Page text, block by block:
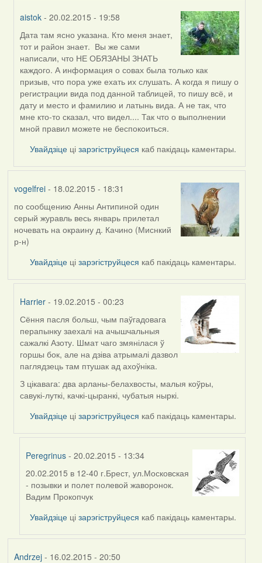
aistok - 20.02.2015 - 19:58
In
reply
to
by
vogelfrei
Дата там ясно указана. Кто меня знает,
тот и район знает. Вы же сами
написали, что НЕ ОБЯЗАНЫ ЗНАТЬ
каждого. А информация о совах была только как
призыв, что пора уже ехать их слушать. А когда я пишу о
регистрации вида под данной таблицей, то пишу всё, и
дату и место и фамилию и латынь вида. А не так, что
мне кто-то сказал, что видел.... Так что о выполнении
мной правил можете не беспокоиться.
Увайдзіце цізарэгіструйцеся каб пакідаць каментары.
vogelfrei- 18.02.2015 - 18:31
по сообщению Анны Антипиной один
серый журавль весь январь прилетал
ночевать на окраину д. Качино (Миснкий
р-н)
Увайдзіце цізарэгіструйцеся каб пакідаць каментары.
Harrier - 19.02.2015 - 00:23
In
reply
to
by
vogelfrei
Сёння пасля больш, чым паўгадовага
перапынку заехалі на ачышчальныя
сажалкі Азоту. Шмат чаго змянілася ў
горшы бок, але на дзіва атрымалі дазвол
паглядзець там птушак ад ахоўніка.
З цікавага: два арланы-белахвосты, малыя коўры,
савукі-луткі, качкі-цыранкі, чубатыя ныркі.
Увайдзіце цізарэгіструйцеся каб пакідаць каментары.
Peregrinus - 20.02.2015 - 13:34
In
reply
to
by
Harrier
20.02.2015 в 12-40 г.Брест, ул.Московская
- позывки и полет полевой жаворонок.
Вадим Прокопчук
Увайдзіце цізарэгіструйцеся каб пакідаць каментары.
Andrzej- 16.02.2015 - 20:50